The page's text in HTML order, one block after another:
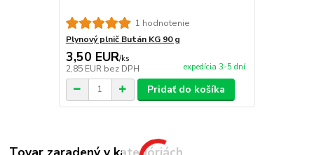
1 hodnotenie
Plynový plnič Bután KG 90 g
3,50 EUR/ks
2,85 EUR bez DPH expedícia 3-5 dní
Pridať do košíka